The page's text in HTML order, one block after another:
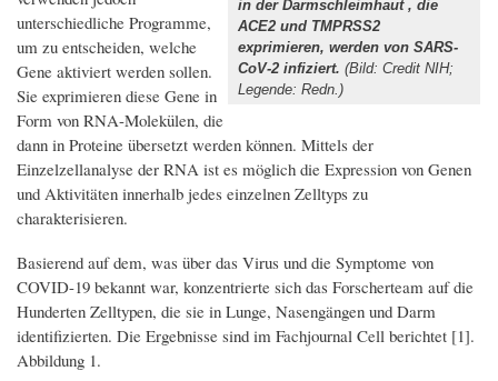
in der Darmschleimhaut , die
ACE2 und TMPRSS2
exprimieren, werden von SARS-
CoV-2 infiziert. (Bild: Credit NIH;
Legende: Redn.)
unterschiedliche Programme,
um zu entscheiden, welche
Gene aktiviert werden sollen.
Sie exprimieren diese Gene in
Form von RNA-Molekülen, die
dann in Proteine übersetzt werden können. Mittels der
Einzelzellanalyse der RNA ist es möglich die Expression von Genen
und Aktivitäten innerhalb jedes einzelnen Zelltyps zu
charakterisieren.
Basierend auf dem, was über das Virus und die Symptome von
COVID-19 bekannt war, konzentrierte sich das Forscherteam auf die
Hunderten Zelltypen, die sie in Lunge, Nasengängen und Darm
identifizierten. Die Ergebnisse sind im Fachjournal Cell berichtet [1].
Abbildung 1.